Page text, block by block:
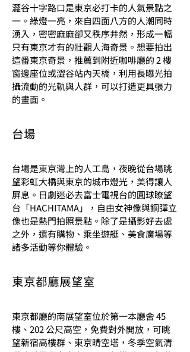
澀谷十字路口是東京必打卡的人氣景點之
一。綠燈一亮，來自四面八方的人潮同時
湧入，密密麻麻卻又秩序井然，形成一幅
只有東京才有的壯觀人海奇景。想要拍出
這番東京奇景，推薦到附近咖啡廳的 2 樓
窗邊座位或澀谷站內天橋，利用長曝光拍
攝流動的光軌與人群，可以打造更具張力
的畫面。
台場
台場是東京灣上的人工島，夜晚從台場眺
望彩虹大橋與東京的城市燈光，美得讓人
屏息。日劇迷必去富士電視台的圓球瞭望
台「HACHITAMA」，自由女神像與鋼彈立
像也是熱門拍照景點。除了是攝影好去處
之外，還有購物、乘坐遊艇、美食廣場等
諸多活動等你體驗。
東京都廳展望室
東京都廳的南展望室位於第一本廳舍 45
樓、202 公尺高空，免費對外開放，可眺
望新宿高樓群、東京晴空塔，冬季空氣清